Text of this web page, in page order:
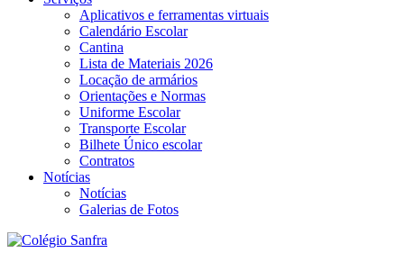
Aplicativos e ferramentas virtuais
Calendário Escolar
Cantina
Lista de Materiais 2026
Locação de armários
Orientações e Normas
Uniforme Escolar
Transporte Escolar
Bilhete Único escolar
Contratos
Notícias
Notícias
Galerias de Fotos